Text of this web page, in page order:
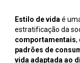
Estilo de vida é
estratificação da
comportamentais,
padrões de
vida adaptada ao